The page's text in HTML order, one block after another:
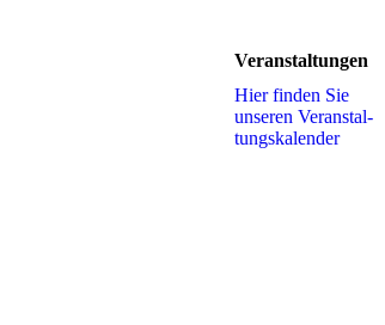
Veranstaltungen
Hier finden Sie
unseren Ver­an­stal­
tungs­ka­len­der